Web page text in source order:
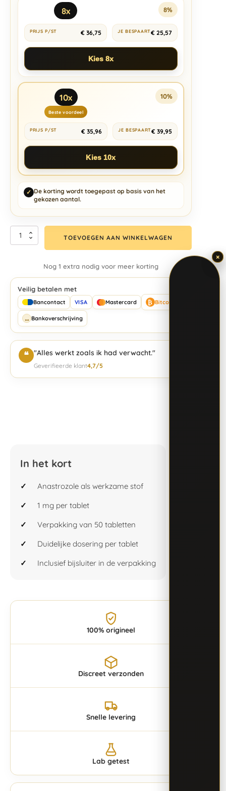
8x 8%
€ 36,75 € 25,57
Kies 8x
10x
Beste voordeel
10%
€ 35,96 € 39,95
Kies 10x
✓ De korting wordt toegepast op basis van het
gekozen aantal.
TOEVOEGEN AAN WINKELWAGEN
Nog 1 extra nodig voor meer korting
Veilig betalen met
Bancontact VISA Mastercard ₿ Bitcoin
↔Bankoverschrijving
❝ "Alles werkt zoals ik had verwacht."
Geverifieerde klant4,7/5
In het kort
Anastrozole als werkzame stof
1 mg per tablet
Verpakking van 50 tabletten
Duidelijke dosering per tablet
Inclusief bijsluiter in de verpakking
100% origineel
Discreet verzonden
Snelle levering
Lab getest
×
×